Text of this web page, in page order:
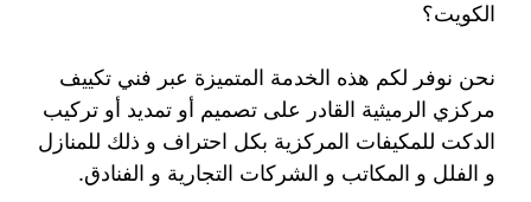
الكويت؟
نحن نوفر لكم هذه الخدمة المتميزة عبر فني تكييف
مركزي الرميثية القادر على تصميم أو تمديد أو تركيب
الدكت للمكيفات المركزية بكل احتراف و ذلك للمنازل
و الفلل و المكاتب و الشركات التجارية و الفنادق.